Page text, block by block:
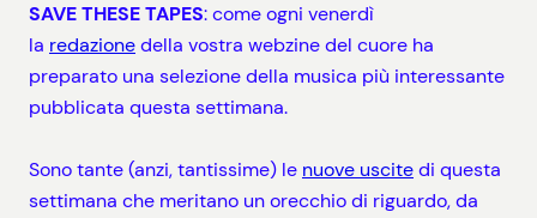
SAVE THESE TAPES: come ogni venerdì
la redazionedella vostra webzine del cuore ha
preparato una selezione della musica più interessante
pubblicata questa settimana.
Sono tante (anzi, tantissime) le nuove uscitedi questa
settimana che meritano un orecchio di riguardo, da